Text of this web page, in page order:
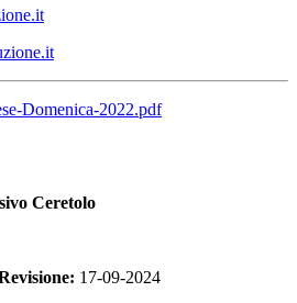
Domenica-2022.pdf
Ceretolo
17-09-2024